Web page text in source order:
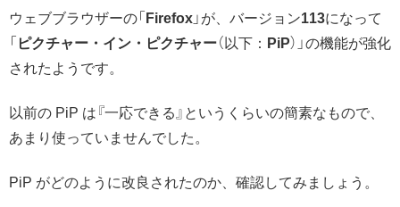
ウェブブラウザーの「 Firefox 」が、バージョン113になって
「 ピクチャー・イン・ピクチャー（以下： PiP）」の機能が強化
されたようです。
以前の PiP は『一応できる』というくらいの簡素なもので、
あまり使っていませんでした。
PiP がどのように改良されたのか、確認してみましょう。